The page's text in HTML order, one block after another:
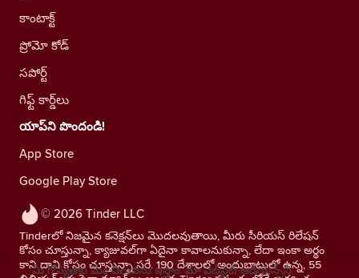
© 2026 Tinder LLC
Tinderలో నిజమైన కనెక్షన్‌లు మొదలవుతాయి, మీరు సీరియస్ రిలేషన్
కోసం చూస్తున్నా, క్యాజువల్‌గా ఏదైనా కావాలనుకున్నా, లేదా ఇంకా అర్థం
కాని దాని కోసం చూస్తున్నా సరే. 190 దేశాలలో అందుబాటులో ఉన్న, 55
కాంటాక్ట్
ప్రోమో కోడ్
సపోర్ట్
గిఫ్ట్ కార్డ్‌లు
యాప్‌ని పొందండి!
App Store
Google Play Store
మీ గోప్యతకు మేం విలువను ఇస్తాం. మా వెబ్‌సైట్ ఆడియెన్స్‌ని